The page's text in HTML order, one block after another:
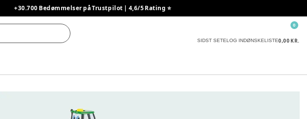
+30.700 Bedømmelser på Trustpilot | 4,6/5 Rating ⭐️
SIDST SETELOG INDØNSKELISTE0,00 KR.
0